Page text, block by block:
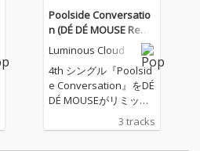
ら不快感と怒りを体現
した調声された初音ミ
クの歌全てが歪んだ、
幻想的で不快感マック
スなダークメルヘンモ
ダンバレエボカロ！
Poolside Conversatio
n (DÉ DÉ MOUSE Remi
x)Luminous Cloud
4th シングル『Poolsid
e Conversation』をDÉ
DÉ MOUSEがリミック
ックスウィング的なア
3 tracks